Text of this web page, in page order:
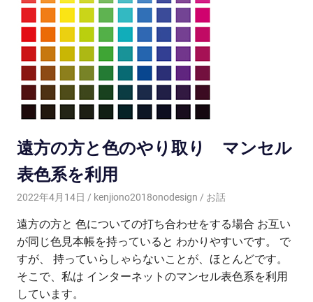
遠方の方と色のやり取り マンセル
表色系を利用
2022年4月14日 kenjiono2018onodesign お話
遠方の方と 色についての打ち合わせをする場合 お互い
が同じ色見本帳を持っていると わかりやすいです。 で
すが、 持っていらしゃらないことが、ほとんどです。
そこで、私は インターネットのマンセル表色系を利用
しています。